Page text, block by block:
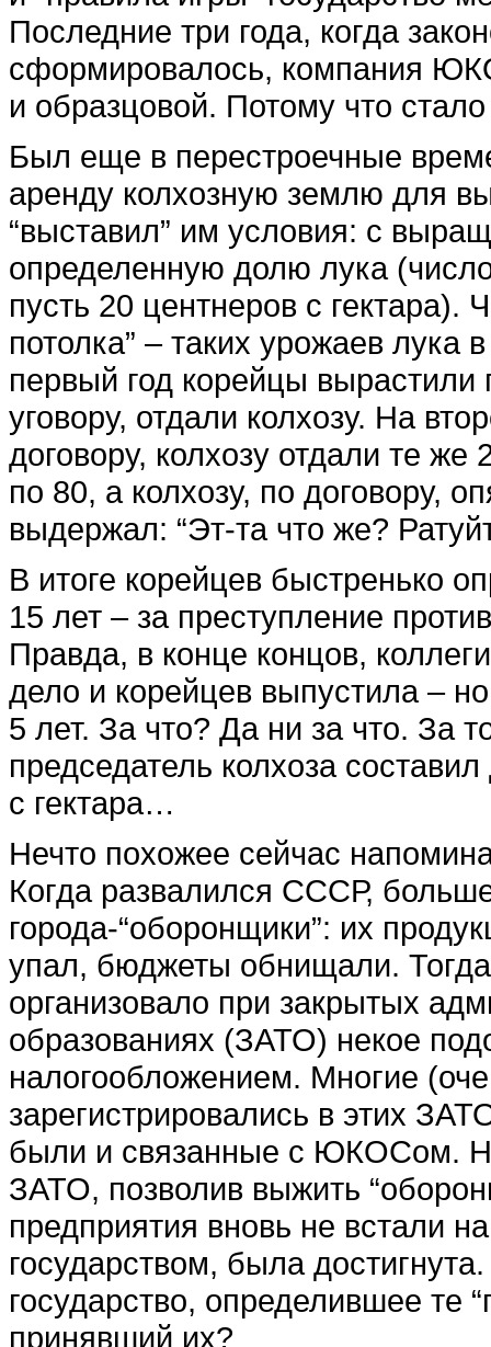
Последние три года, когда
сформировалось, компания
и образцовой. Потому что
Был еще в перестроечные
аренду колхозную землю для
“выставил” им условия: с
определенную долю лука
пусть 20 центнеров с гектара).
потолка” – таких урожаев лука
первый год корейцы вырастили
уговору, отдали колхозу. На
договору, колхозу отдали те
по 80, а колхозу, по договору,
выдержал: “Эт-та что же?
В итоге корейцев быстренько
15 лет – за преступление
Правда, в конце концов,
дело и корейцев выпустила –
5 лет. За что? Да ни за что. За
председатель колхоза
с гектара…
Нечто похожее сейчас
Когда развалился СССР,
города-“оборонщики”: их
упал, бюджеты обнищали. Тогда
организовало при закрытых
образованиях (ЗАТО) некое
налогообложением. Многие
зарегистрировались в этих
были и связанные с ЮКОСом.
ЗАТО, позволив выжить
предприятия вновь не встали
государством, была
государство, определившее те
принявший их?